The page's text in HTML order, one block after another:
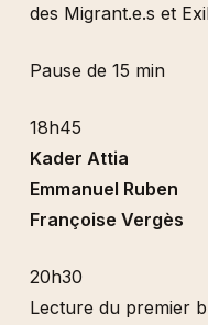
des Migrant.e.s et
Pause de 15 min
18h45
Kader Attia
Emmanuel Ruben
Françoise Vergès
20h30
Lecture du premier